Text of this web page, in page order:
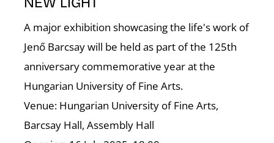
A major exhibition showcasing the life's work of
Jenő Barcsay will be held as part of the 125th
anniversary commemorative year at the
Hungarian University of Fine Arts.
Venue: Hungarian University of Fine Arts,
Barcsay Hall, Assembly Hall